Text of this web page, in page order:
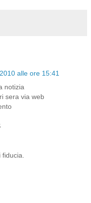
alle ore 15:41
notizia
sera via web